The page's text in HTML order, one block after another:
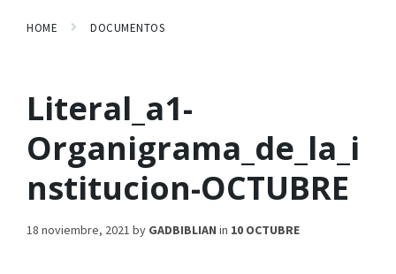
HOME DOCUMENTOS
Literal_a1-
Organigrama_de_la_i
nstitucion-OCTUBRE
18 noviembre, 2021 by GADBIBLIAN in 10 OCTUBRE